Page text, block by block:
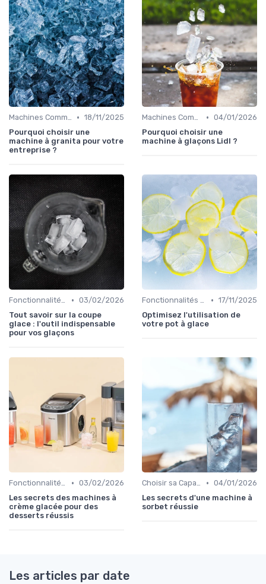
Machines Commerciales • 18/11/2025
Pourquoi choisir une
machine à granita pour votre
entreprise ?
Machines Commerciales • 04/01/2026
Pourquoi choisir une
machine à glaçons Lidl ?
Fonctionnalités Clés • 03/02/2026
Tout savoir sur la coupe
glace : l'outil indispensable
pour vos glaçons
Fonctionnalités Clés • 17/11/2025
Optimisez l'utilisation de
votre pot à glace
Fonctionnalités Clés • 03/02/2026
Les secrets des machines à
crème glacée pour des
desserts réussis
Choisir sa Capacité • 04/01/2026
Les secrets d'une machine à
sorbet réussie
Les articles par date